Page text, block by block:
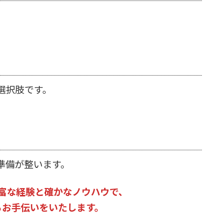
肢です。
が整います。
経験と確かなノウハウで、
手伝いをいたします。